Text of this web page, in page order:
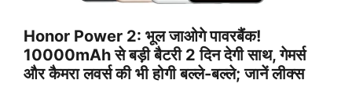
Honor Power 2: भूल जाओगे पावरबैंक!
10000mAh से बड़ी बैटरी 2 दिन देगी साथ, गेमर्स
और कैमरा लवर्स की भी होगी बल्ले-बल्ले; जानें लीक्स